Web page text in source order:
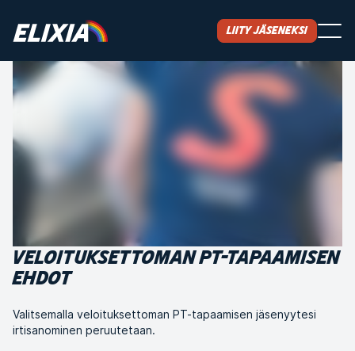
Liity jäseneksi
VELOITUKSETTOMAN PT-TAPAAMISEN
EHDOT
Valitsemalla veloituksettoman PT-tapaamisen jäsenyytesi
irtisanominen peruutetaan.